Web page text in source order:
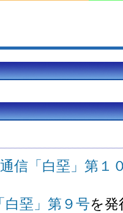
信「白堊」第１
白堊」第９号を